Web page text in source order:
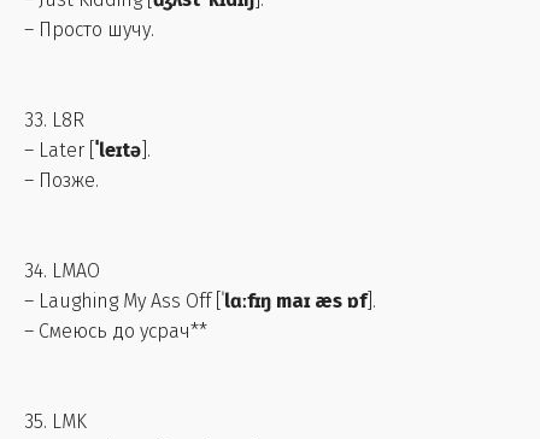
– Просто шучу.
33. L8R
– Later [ ˈleɪtə ].
– Позже.
34. LMAO
– Laughing My Ass Off [ˈlɑːfɪŋ maɪ æs ɒf].
– Смеюсь до усрач**
35. LMK